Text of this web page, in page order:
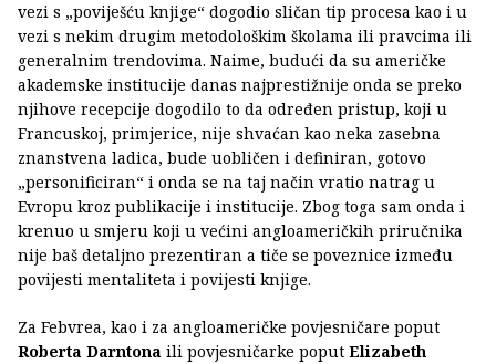
vezi s „poviješću knjige“ dogodio sličan tip procesa kao i u
vezi s nekim drugim metodološkim školama ili pravcima ili
generalnim trendovima. Naime, budući da su američke
akademske institucije danas najprestižnije onda se preko
njihove recepcije dogodilo to da određen pristup, koji u
Francuskoj, primjerice, nije shvaćan kao neka zasebna
znanstvena ladica, bude uobličen i definiran, gotovo
„personificiran“ i onda se na taj način vratio natrag u
Evropu kroz publikacije i institucije. Zbog toga sam onda i
krenuo u smjeru koji u većini angloameričkih priručnika
nije baš detaljno prezentiran a tiče se poveznice između
povijesti mentaliteta i povijesti knjige.
Za Febvrea, kao i za angloameričke povjesničare poput
Roberta Darntona ili povjesničarke poput Elizabeth